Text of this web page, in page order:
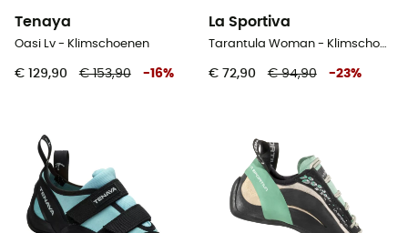
Tenaya
Oasi Lv - Klimschoenen
€ 129,90 € 153,90 -16%
La Sportiva
Tarantula Woman - Klimschoenen - Dames
€ 72,90 € 94,90 -23%